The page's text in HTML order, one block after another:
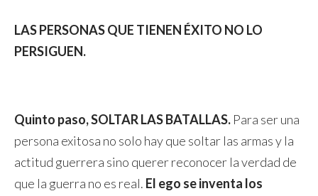
LAS PERSONAS QUE TIENEN ÉXITO NO LO
PERSIGUEN.
Quinto paso, SOLTAR LAS BATALLAS. Para ser una
persona exitosa no solo hay que soltar las armas y la
actitud guerrera sino querer reconocer la verdad de
que la guerra no es real. El ego se inventa los